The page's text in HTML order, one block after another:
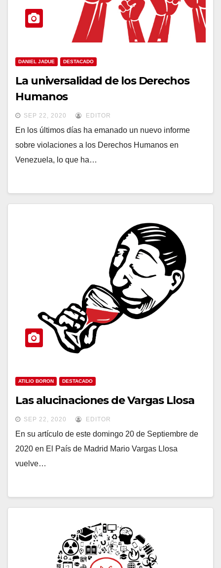
DANIEL JADUE DESTACADO
La universalidad de los Derechos
Humanos
SEP 22, 2020 EDITOR
En los últimos días ha emanado un nuevo informe
sobre violaciones a los Derechos Humanos en
Venezuela, lo que ha…
ATILIO BORON DESTACADO
Las alucinaciones de Vargas Llosa
SEP 22, 2020 EDITOR
En su artículo de este domingo 20 de Septiembre de
2020 en El País de Madrid Mario Vargas Llosa
vuelve…